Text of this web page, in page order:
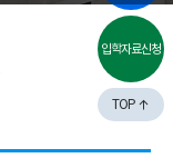
입학자료신청
TOP